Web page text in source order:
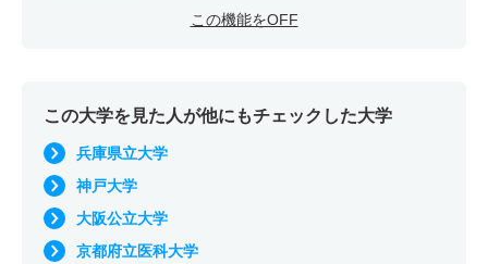
この機能をOFF
この大学を見た人が他にもチェックした大学
兵庫県立大学
神戸大学
大阪公立大学
京都府立医科大学